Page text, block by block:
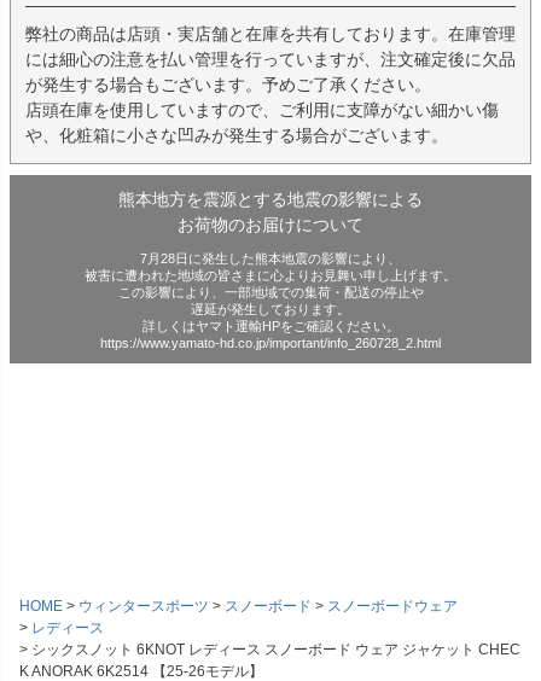
弊社の商品は店頭・実店舗と在庫を共有しております。在庫管理
には細心の注意を払い管理を行っていますが、注文確定後に欠品
が発生する場合もございます。予めご了承ください。
店頭在庫を使用していますので、ご利用に支障がない細かい傷
や、化粧箱に小さな凹みが発生する場合がございます。
熊本地方を震源とする地震の影響による
お荷物のお届けについて
7月28日に発生した熊本地震の影響により、
被害に遭われた地域の皆さまに心よりお見舞い申し上げます。
この影響により、一部地域での集荷・配送の停止や
遅延が発生しております。
詳しくはヤマト運輸HPをご確認ください。
https://www.yamato-hd.co.jp/important/info_260728_2.html
HOME ウィンタースポーツ スノーボード
スノーボードウェア
レディース
シックスノット 6KNOT レディース スノーボード ウェア ジャケット CHEC
K ANORAK 6K2514 【25-26モデル】